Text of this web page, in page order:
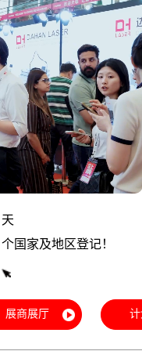
天
个国家及地区登记！
展商展厅